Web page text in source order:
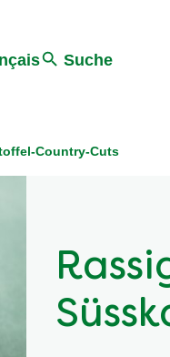
Suche
Country-Cuts